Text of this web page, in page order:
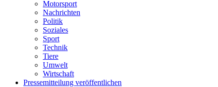
Motorsport
Nachrichten
Politik
Soziales
Sport
Technik
Tiere
Umwelt
Wirtschaft
Pressemitteilung veröffentlichen